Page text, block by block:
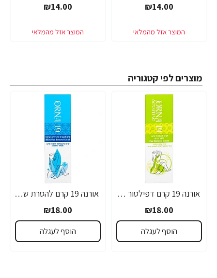
₪14.00
₪14.00
מוצרים לפי קטגוריה
אורנה 19 קרם דפילטור לעור רגיש 80 גרם
₪18.00
הוסף לעגלה
אורנה 19 קרם להסרת שיער לקו הביקיני 90 מ"ל
₪18.00
הוסף לעגלה